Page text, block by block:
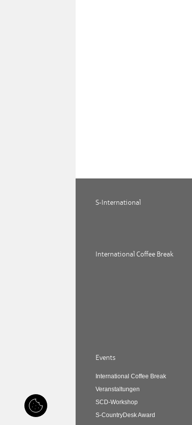
S-International
International Coffee Break
Events
International Coffee Break
Veranstaltungen
SCD-Workshop
S-CountryDesk Award